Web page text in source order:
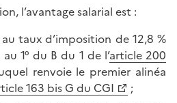
l’avantage salarial est :
taux d’imposition de 12,8 %
1° du B du 1 de l’article 200
renvoie le premier alinéa
163 bis G du CGI
;